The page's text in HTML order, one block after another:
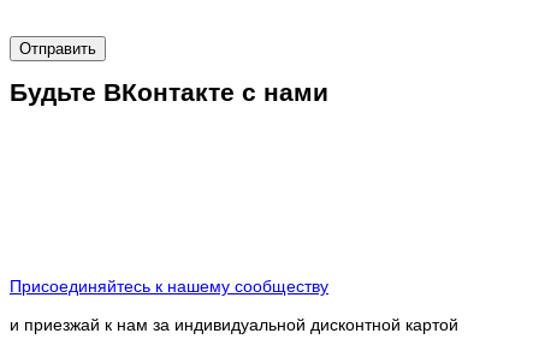
Отправить
Будьте ВКонтакте с нами
Присоединяйтесь к нашему сообществу
и приезжай к нам за индивидуальной дисконтной картой